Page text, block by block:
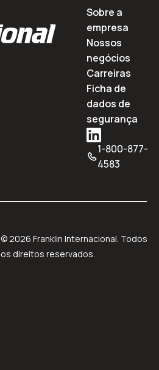
Sobre a
empresa
Nossos
negócios
Carreiras
Ficha de
dados de
segurança
1-800-877-
4583
©2026 Franklin Internacional. Todos
os direitos reservados.